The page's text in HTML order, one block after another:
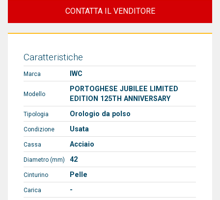
CONTATTA IL VENDITORE
Caratteristiche
Marca IWC
Modello
PORTOGHESE JUBILEE LIMITED
EDITION 125TH ANNIVERSARY
Tipologia Orologio da polso
Condizione Usata
Cassa Acciaio
Diametro (mm) 42
Cinturino Pelle
Carica -